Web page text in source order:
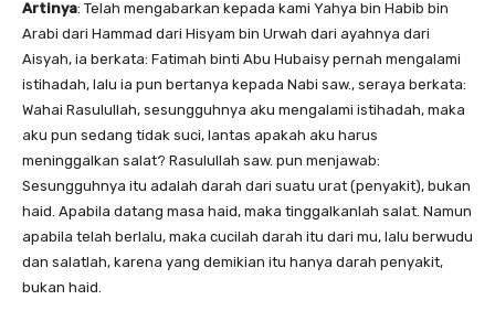
Artinya: Telah mengabarkan kepada kami Yahya bin Habib bin
Arabi dari Hammad dari Hisyam bin Urwah dari ayahnya dari
Aisyah, ia berkata: Fatimah binti Abu Hubaisy pernah mengalami
istihadah, lalu ia pun bertanya kepada Nabi saw., seraya berkata:
Wahai Rasulullah, sesungguhnya aku mengalami istihadah, maka
aku pun sedang tidak suci, lantas apakah aku harus
meninggalkan salat? Rasulullah saw. pun menjawab:
Sesungguhnya itu adalah darah dari suatu urat (penyakit), bukan
haid. Apabila datang masa haid, maka tinggalkanlah salat. Namun
apabila telah berlalu, maka cucilah darah itu dari mu, lalu berwudu
dan salatlah, karena yang demikian itu hanya darah penyakit,
bukan haid.